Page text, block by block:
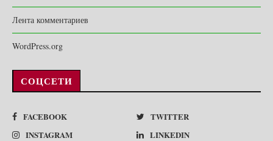
Лента комментариев
WordPress.org
СОЦСЕТИ
FACEBOOK
TWITTER
INSTAGRAM
LINKEDIN